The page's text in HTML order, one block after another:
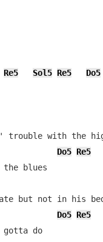
Re5 Sol5 Re5 Do5
with the
Do5 Re5
blues
but not in his
Do5 Re5
gotta do